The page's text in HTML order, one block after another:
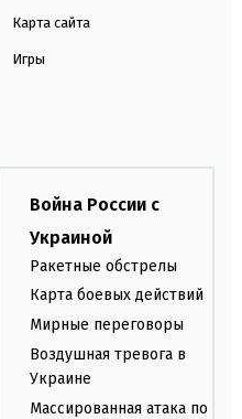
Карта сайта
Игры
Война России с
Украиной
Ракетные обстрелы
Карта боевых действий
Мирные переговоры
Воздушная тревога в
Украине
Массированная атака по